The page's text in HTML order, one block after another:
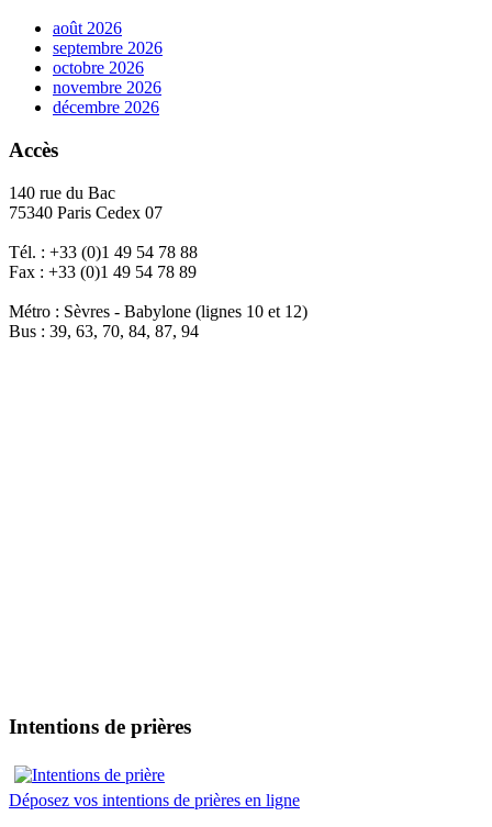
août 2026
septembre 2026
octobre 2026
novembre 2026
décembre 2026
Accès
140 rue du Bac
75340 Paris Cedex 07
Tél. : +33 (0)1 49 54 78 88
Fax : +33 (0)1 49 54 78 89
Métro : Sèvres - Babylone (lignes 10 et 12)
Bus : 39, 63, 70, 84, 87, 94
Intentions de prières
Déposez vos intentions de prières en ligne